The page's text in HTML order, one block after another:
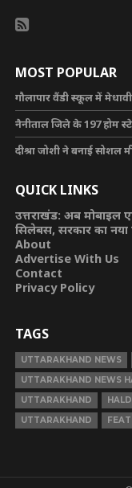
MOST POPULAR
गौलापार वैंडी स्कूल में
नैनीताल जिले के 197 होम
दीश्रा जोशी ने बनाई सोशल
QUICK LINKS
उत्तराखंड: अब मोबाइल
सिलेबस, सरकार का नया
About
Advertise With Us
Contact
Privacy Policy
TAGS
UTTARAKHAND NEWS
UTTARAKHAND NEWS
UTTARAKHAND
UTTARAKHAND